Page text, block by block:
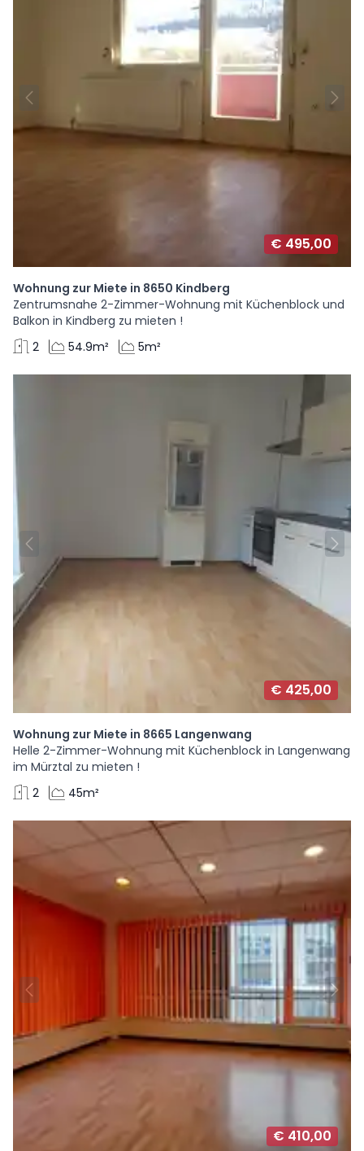
€ 495,00
Wohnung zur Miete in 8650 Kindberg
Zentrumsnahe 2-Zimmer-Wohnung mit Küchenblock und
Balkon in Kindberg zu mieten !
2
54.9m² 5m²
€ 425,00
Wohnung zur Miete in 8665 Langenwang
Helle 2-Zimmer-Wohnung mit Küchenblock in Langenwang
im Mürztal zu mieten !
2
45m²
€ 410,00